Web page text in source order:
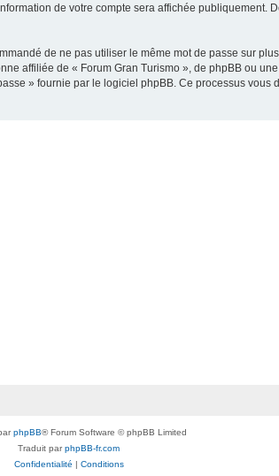
de votre compte sera affichée publiquement.
de ne pas utiliser le même mot de passe sur
affiliée de « Forum Gran Turismo », de phpBB ou
» fournie par le logiciel phpBB. Ce processus
phpBB® Forum Software © phpBB Limited
Traduit parphpBB-fr.com
Confidentialité | Conditions